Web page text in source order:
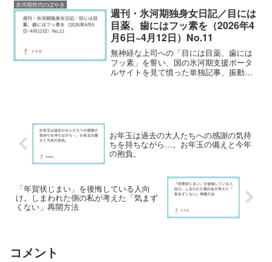
疲労が重なると、寝具の洗濯はもはやラ
スボス級の難易度に...
氷河期世代のぼやき
週刊・氷河期独身女日記／目には
目薬、歯にはフッ素を（2026年4
月6日~4月12日）No.11
無神経な上司への「目には目薬、歯には
フッ素」を誓い、国の氷河期支援ポータ
ルサイトを見て憤った単独記事、振動マ
お年玉は過去の大人たちへの感謝の気持
ちを持ちながら…。お年玉の備えと今年
の抱負。
「年賀状じまい」を後悔している人向
け。しまわれた側の私が考えた「気まず
くない」再開方法
コメント